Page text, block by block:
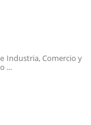
Industria, Comercio y
...